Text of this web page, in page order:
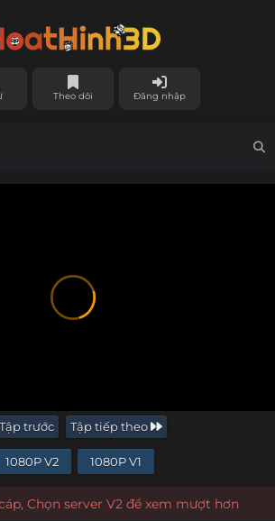
Theo dõi Đăng nhập
trước Tập tiếp theo
1080P V2 1080P V1
Chọn server V2 để xem mượt hơn